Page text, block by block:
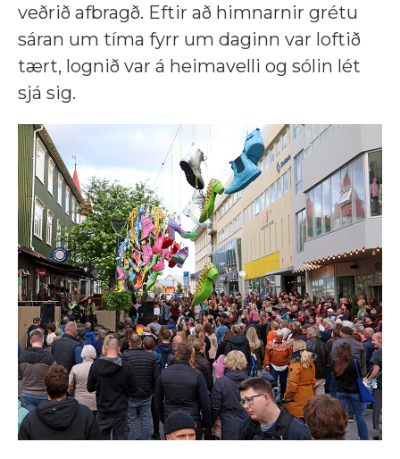
veðrið afbragð. Eftir að himnarnir grétu
sáran um tíma fyrr um daginn var loftið
tært, lognið var á heimavelli og sólin lét
sjá sig.